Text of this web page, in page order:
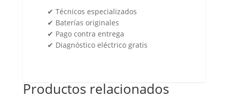
✔ Técnicos especializados
✔ Baterías originales
✔ Pago contra entrega
✔ Diagnóstico eléctrico gratis
Productos relacionados